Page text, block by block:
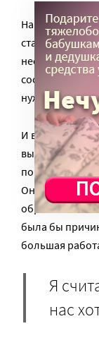
Нам
ставку. И на
несколько
сообщили, что
нуждается в
И вот итог:
выяснять,
показали им
Они спросили
обратилась к
была бы
большая
Я
нас